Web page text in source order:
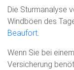
Die Sturmanalyse
Windböen des
Beaufort
Wenn Sie bei
Versicherung